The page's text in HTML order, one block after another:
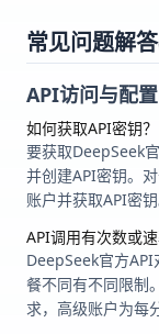
常见问题解
API访问与配
如何获取API密钥？
要获取DeepSeek
并创建API密钥。
账户并获取API密钥
API调用有次数或速
DeepSeek官方
餐不同有不同限制
求，高级账户为每